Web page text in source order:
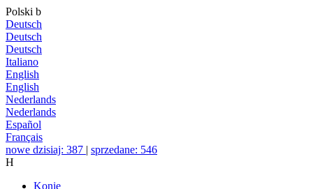
Polski b
Deutsch
Deutsch
Deutsch
Italiano
English
English
Nederlands
Nederlands
Español
Français
nowe dzisiaj: 387 | sprzedane: 546
H
Konie